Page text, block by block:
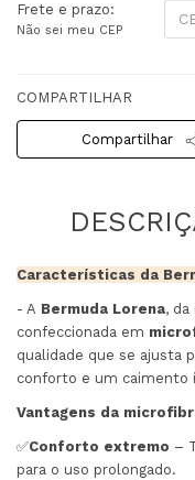
Frete e prazo:
Não sei meu CEP
COMPARTILHAR
Compartilhar
Características da
- A Bermuda Lorena, da
confeccionada em
qualidade que se ajusta
conforto e um caimento
Vantagens da
✅Conforto extremo –
para o uso prolongado.